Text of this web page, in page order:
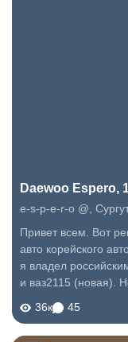
Daewoo Espero,
e-s-p-e-r-o @
Привет всем. Вот
авто корейского
я владел
и ваз2115 (новая).
продать в связи с...
36к 45